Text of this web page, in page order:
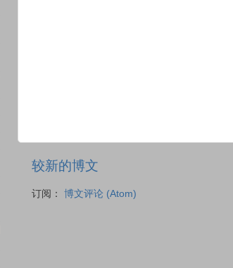
较新的博文
订阅： 博文评论 (Atom)